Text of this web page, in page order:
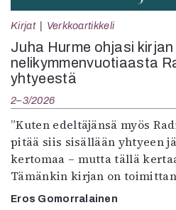
Kirjat Verkkoartikkeli
Juha Hurme ohjasi kirjan
nelikymmenvuotiaasta
yhtyeestä
2–3/2026
”Kuten edeltäjänsä myös
pitää siis sisällään yhtyeen
kertomaa – mutta tällä
Tämänkin kirjan on
Eros Gomorralainen